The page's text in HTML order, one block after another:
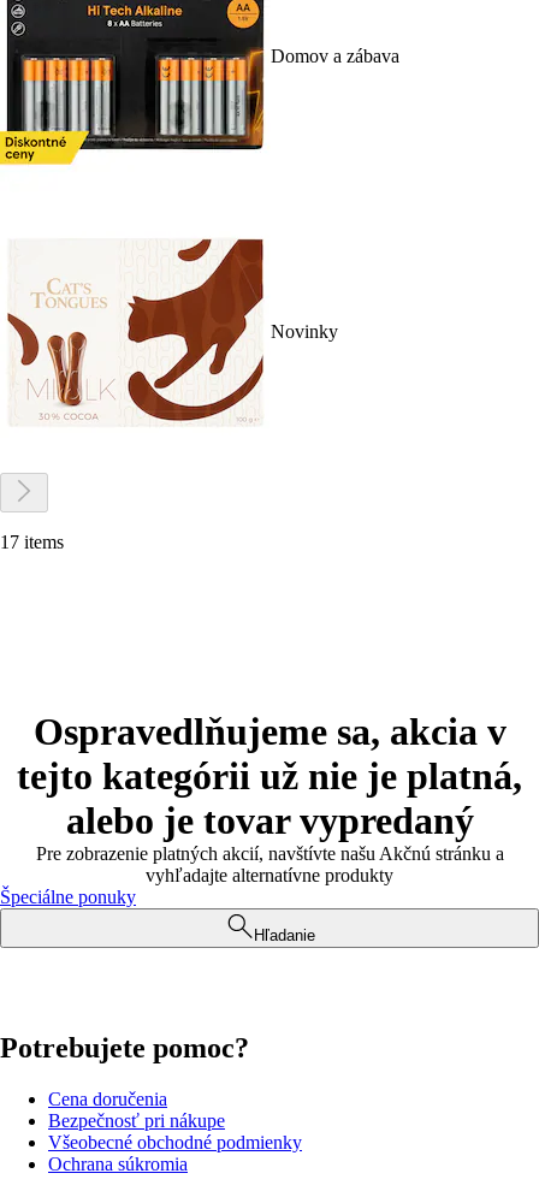
Domov a zábava
Novinky
17 items
Ospravedlňujeme sa, akcia v
tejto kategórii už nie je platná,
alebo je tovar vypredaný
Pre zobrazenie platných akcií, navštívte našu Akčnú stránku a
vyhľadajte alternatívne produkty
Špeciálne ponuky
Hľadanie
Potrebujete pomoc?
Cena doručenia
Bezpečnosť pri nákupe
Všeobecné obchodné podmienky
Ochrana súkromia